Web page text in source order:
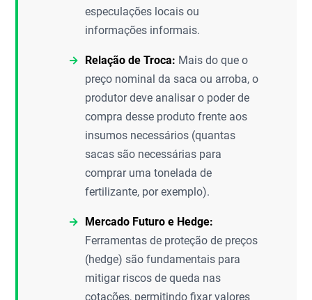
especulações locais ou
informações informais.
Relação de Troca: Mais do que o
preço nominal da saca ou arroba, o
produtor deve analisar o poder de
compra desse produto frente aos
insumos necessários (quantas
sacas são necessárias para
comprar uma tonelada de
fertilizante, por exemplo).
Mercado Futuro e Hedge:
Ferramentas de proteção de preços
(hedge) são fundamentais para
mitigar riscos de queda nas
cotações, permitindo fixar valores